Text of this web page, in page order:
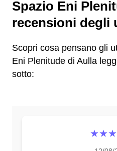
Spazio Eni
recensioni degli
Scopri cosa pensano gli
Eni Plenitude di Aulla
sotto: